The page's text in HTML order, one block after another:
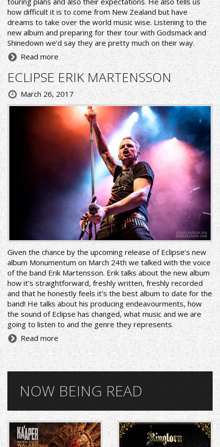
how difficult it is to come from New Zealand but have
dreams to take over the world music wise. Listening to the
new album and preparing for their tour with Godsmack and
Shinedown we’d say they are pretty much on their way.
Read more
ECLIPSE ERIK MARTENSSON
March 26, 2017
Given the chance by the upcoming release of Eclipse’s new
album Monumentum on March 24th we talked with the voice
of the band Erik Martensson. Erik talks about the new album
how it’s straightforward, freshly written, freshly recorded
and that he honestly feels it’s the best album to date for the
band! He talks about his producing endeavourments, how
the sound of Eclipse has changed, what music and we are
going to listen to and the genre they represents.
Read more
NOW BEING READ